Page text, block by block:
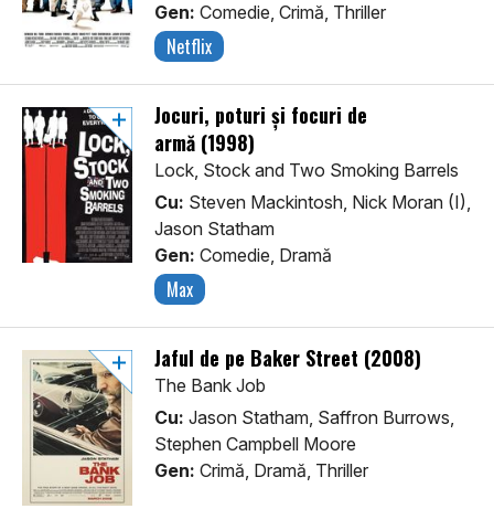
Gen: Comedie, Crimă, Thriller
Netflix
Jocuri, poturi și focuri de
armă (1998)
Lock, Stock and Two Smoking Barrels
Cu: Steven Mackintosh, Nick Moran (I),
Jason Statham
Gen: Comedie, Dramă
Max
Jaful de pe Baker Street (2008)
The Bank Job
Cu: Jason Statham, Saffron Burrows,
Stephen Campbell Moore
Gen: Crimă, Dramă, Thriller